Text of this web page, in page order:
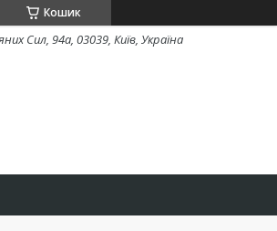
Кошик
Сил, 94а, 03039, Київ, Україна